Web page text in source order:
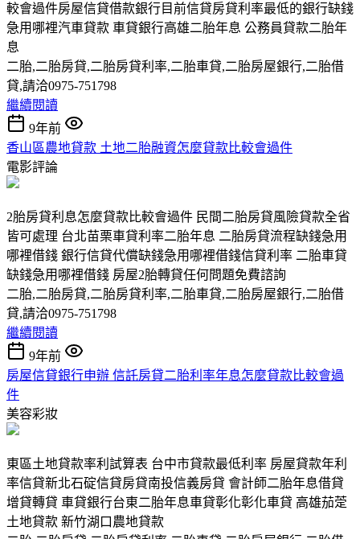
較會過件房屋信貸借款銀行目前信貸房貸利率最低的銀行缺錢
急用哪裡汽車貸款 車貸銀行高雄二胎年息 公務員貸款二胎年
息
二胎,二胎房貸,二胎房貸利率,二胎車貸,二胎房屋銀行,二胎借
貸,請洽0975-751798
繼續閱讀
9年前
香山區農地貸款 土地二胎融資怎麼貸款比較會過件
電影評論
2胎房貸利息怎麼貸款比較會過件 民間二胎房貸風險貸款全省
皆可處理 台北苗栗車貸利率二胎年息 二胎房貸流程缺錢急用
哪裡借錢 銀行信貸代償缺錢急用哪裡借錢信貸利率 二胎車貸
缺錢急用哪裡借錢 房屋2胎轉貸任何問題免費諮詢
二胎,二胎房貸,二胎房貸利率,二胎車貸,二胎房屋銀行,二胎借
貸,請洽0975-751798
繼續閱讀
9年前
房屋信貸銀行申辦 信託房貸二胎利率年息怎麼貸款比較會過
件
美容彩妝
東區土地貸款率利試算表 台中市貸款最低利率 房屋貸款年利
率信貸新北石碇信貸房貸南投信義房貸 會計師二胎年息借貸
增貸轉貸 車貸銀行台東二胎年息車貸彰化彰化車貸 高雄茄萣
土地貸款 新竹湖口農地貸款